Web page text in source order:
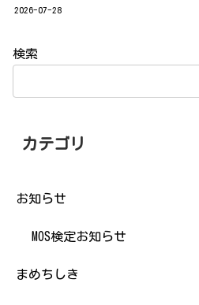
2026-07-28
検索
カテゴリ
お知らせ
MOS検定お知らせ
まめちしき